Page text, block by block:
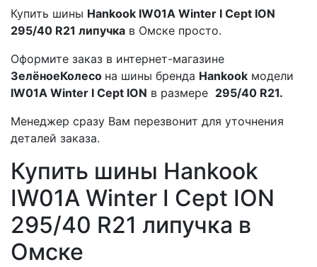
Купить шины Hankook IW01A Winter I Cept ION
295/40 R21 липучка в Омске просто.
Оформите заказ в интернет-магазине
ЗелёноеКолесо на шины бренда Hankook модели
IW01A Winter I Cept ION в размере 295/40 R21.
Менеджер сразу Вам перезвонит для уточнения
деталей заказа.
Купить шины Hankook
IW01A Winter I Cept ION
295/40 R21 липучка в
Омске